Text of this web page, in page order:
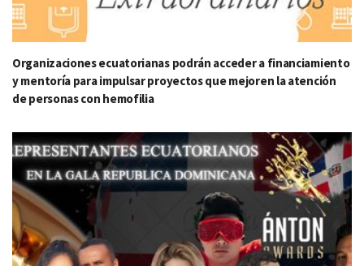
Organizaciones ecuatorianas podrán acceder a financiamiento
y mentoría para impulsar proyectos que mejoren la atención
de personas con hemofilia